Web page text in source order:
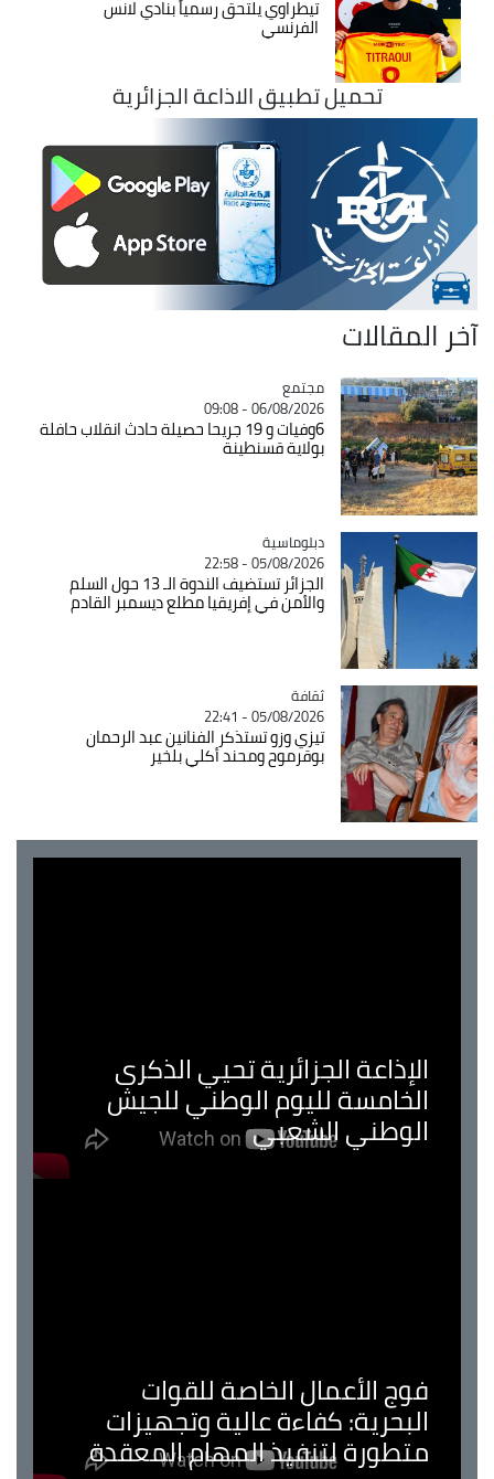
تيطراوي يلتحق رسمياً بنادي لانس
الفرنسي
تحميل تطبيق الاذاعة الجزائرية
آخر المقالات
Catégorie
مجتمع
06/08/2026 - 09:08
6وفيات و 19 جريحا حصيلة حادث انقلاب حافلة
بولاية قسنطينة
Catégorie
دبلوماسية
05/08/2026 - 22:58
الجزائر تستضيف الندوة الـ 13 حول السلم
والأمن في إفريقيا مطلع ديسمبر القادم
Catégorie
ثقافة
05/08/2026 - 22:41
تيزي وزو تستذكر الفنانين عبد الرحمان
بوقرموح ومحند أكلي بلخير
الإذاعة الجزائرية تحيي الذكرى
الخامسة لليوم الوطني للجيش
الوطني الشعبي
فوج الأعمال الخاصة للقوات
البحرية: كفاءة عالية وتجهيزات
متطورة لتنفيذ المهام المعقدة